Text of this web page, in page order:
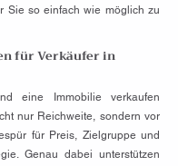
Sie so einfach wie möglich zu
für Verkäufer in
eine Immobilie verkaufen
nur Reichweite, sondern vor
für Preis, Zielgruppe und
Genau dabei unterstützen